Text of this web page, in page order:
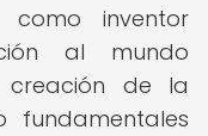
inventor
al mundo
de la
fundamentales